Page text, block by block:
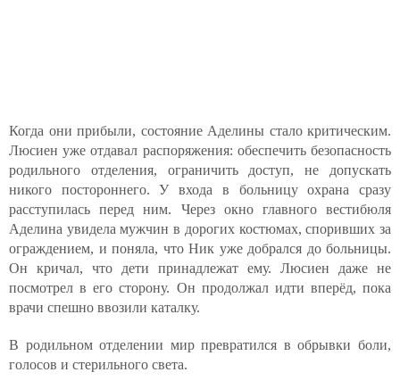
Когда они прибыли, состояние Аделины стало критическим.
Люсиен уже отдавал распоряжения: обеспечить безопасность
родильного отделения, ограничить доступ, не допускать
никого постороннего. У входа в больницу охрана сразу
расступилась перед ним. Через окно главного вестибюля
Аделина увидела мужчин в дорогих костюмах, споривших за
ограждением, и поняла, что Ник уже добрался до больницы.
Он кричал, что дети принадлежат ему. Люсиен даже не
посмотрел в его сторону. Он продолжал идти вперёд, пока
врачи спешно ввозили каталку.
В родильном отделении мир превратился в обрывки боли,
голосов и стерильного света.